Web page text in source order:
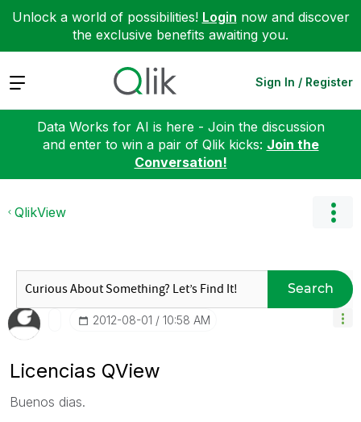
Unlock a world of possibilities! Login now and discover
the exclusive benefits awaiting you.
Expand Sign In / Register
Data Works for AI is here - Join the discussion
and enter to win a pair of Qlik kicks: Join the
Conversation!
QlikView
Search
‎2012-08-01 10:58 AM
Licencias QView
Buenos dias.